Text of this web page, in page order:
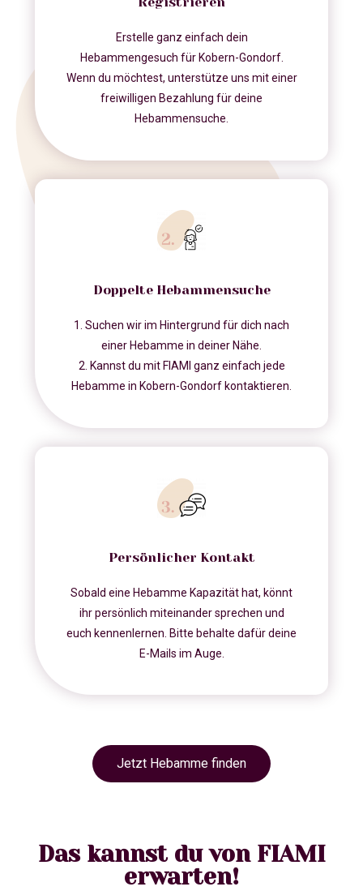
Erstelle ganz einfach dein
Hebammengesuch für Kobern-Gondorf.
Wenn du möchtest, unterstütze uns mit einer
freiwilligen Bezahlung für deine
Hebammensuche.
Doppelte Hebammensuche
1. Suchen wir im Hintergrund für dich nach
einer Hebamme in deiner Nähe.
2. Kannst du mit FIAMI ganz einfach jede
Hebamme in Kobern-Gondorf kontaktieren.
Persönlicher Kontakt
Sobald eine Hebamme Kapazität hat, könnt
ihr persönlich miteinander sprechen und
euch kennenlernen. Bitte behalte dafür deine
E-Mails im Auge.
Jetzt Hebamme finden
Das kannst du von FIAMI
erwarten!